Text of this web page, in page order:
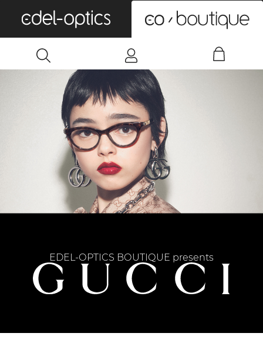
EDEL-OPTICS BOUTIQUE presents